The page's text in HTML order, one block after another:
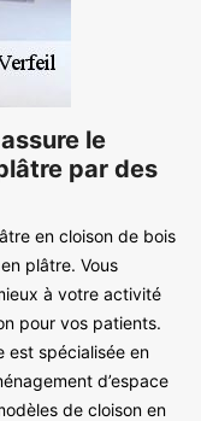
le
par des
en cloison de bois
plâtre. Vous
à votre activité
pour vos patients.
est spécialisée en
d’espace
de cloison en